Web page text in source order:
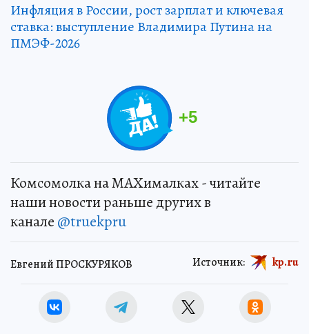
Инфляция в России, рост зарплат и ключевая
ставка: выступление Владимира Путина на
ПМЭФ-2026
+5
Комсомолка на MAXималках - читайте
наши новости раньше других в
канале @truekpru
Евгений ПРОСКУРЯКОВ Источник: kp.ru